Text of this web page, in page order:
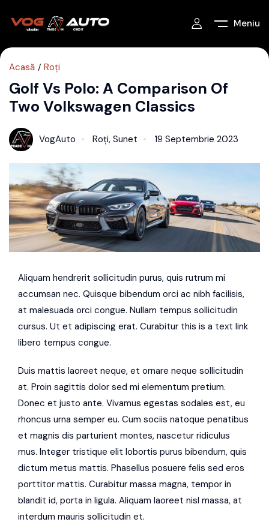
Meniu
Acasă Roți
Golf Vs Polo: A Comparison Of
Two Volkswagen Classics
VogAuto Roți, Sunet 19 Septembrie 2023
Aliquam hendrerit sollicitudin purus, quis rutrum mi
accumsan nec. Quisque bibendum orci ac nibh facilisis,
at malesuada orci congue. Nullam tempus sollicitudin
cursus. Ut et adipiscing erat. Curabitur this is a text link
libero tempus congue.
Duis mattis laoreet neque, et ornare neque sollicitudin
at. Proin sagittis dolor sed mi elementum pretium.
Donec et justo ante. Vivamus egestas sodales est, eu
rhoncus urna semper eu. Cum sociis natoque penatibus
et magnis dis parturient montes, nascetur ridiculus
mus. Integer tristique elit lobortis purus bibendum, quis
dictum metus mattis. Phasellus posuere felis sed eros
porttitor mattis. Curabitur massa magna, tempor in
blandit id, porta in ligula. Aliquam laoreet nisl massa, at
interdum mauris sollicitudin et.